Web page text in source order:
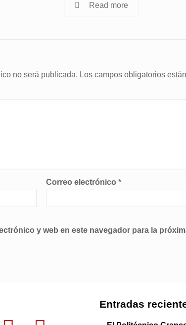
Read more
no será publicada. Los campos obligatorios
Correo electrónico*
y web en este navegador para la
Entradas